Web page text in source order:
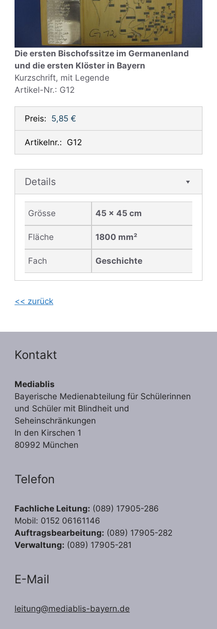
Die ersten Bischofssitze im Germanenland
und die ersten Klöster in Bayern
Kurzschrift, mit Legende
Artikel-Nr.: G12
Preis: 5,85 €
Artikelnr.: G12
Details
Grösse 45 x 45 cm
Fläche 1800 mm²
Fach Geschichte
<< zurück
Kontakt
Mediablis
Bayerische Medienabteilung für Schülerinnen
und Schüler mit Blindheit und
Seheinschränkungen
In den Kirschen 1
80992 München
Telefon
Fachliche Leitung: (089) 17905-286
Mobil: 0152 06161146
Auftragsbearbeitung: (089) 17905-282
Verwaltung: (089) 17905-281
E-Mail
leitung@mediablis-bayern.de